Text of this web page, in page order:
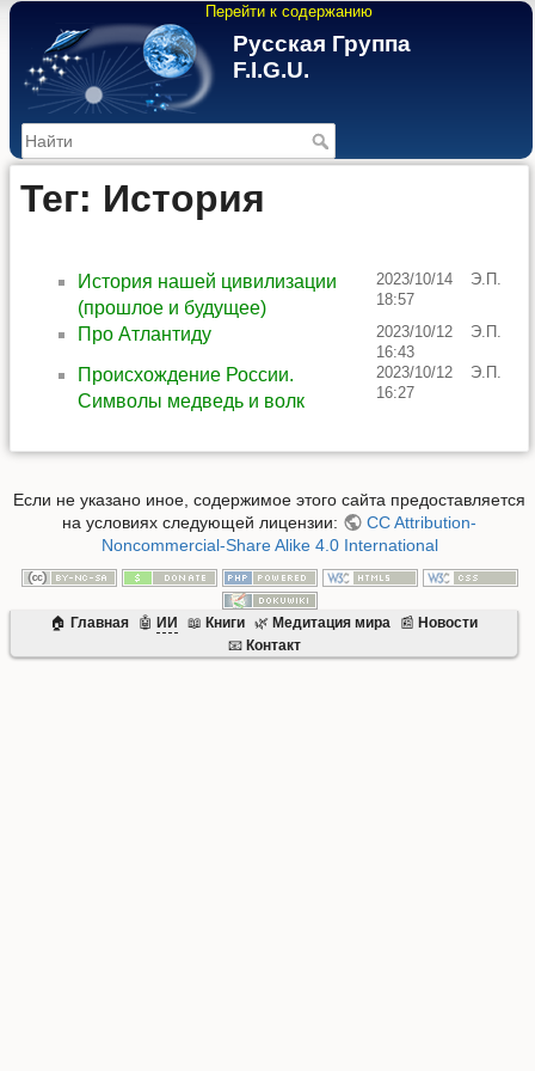
Перейти к содержанию
Русская Группа
F.I.G.U.
Тег: История
История нашей цивилизации
(прошлое и будущее)
2023/10/14
18:57
Э.П.
Про Атлантиду
2023/10/12
16:43
Э.П.
Происхождение России.
Символы медведь и волк
2023/10/12
16:27
Э.П.
Если не указано иное, содержимое этого сайта предоставляется
на условиях следующей лицензии:
CC Attribution-
Noncommercial-Share Alike 4.0 International
🏠Главная 🤖ИИ 📖Книги 🌿Mедитация мира 📰Новости
📧 Контакт